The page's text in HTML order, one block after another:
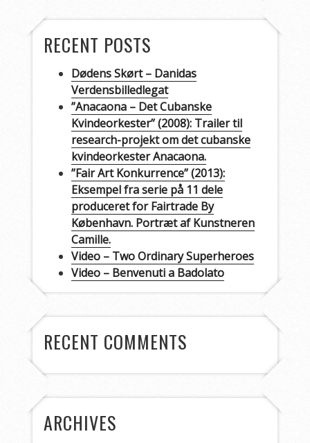
RECENT POSTS
Dødens Skørt – Danidas
Verdensbilledlegat
”Anacaona – Det Cubanske
Kvindeorkester” (2008): Trailer til
research-projekt om det cubanske
kvindeorkester Anacaona.
”Fair Art Konkurrence” (2013):
Eksempel fra serie på 11 dele
produceret for Fairtrade By
København. Portræt af Kunstneren
Camille.
Video – Two Ordinary Superheroes
Video – Benvenuti a Badolato
RECENT COMMENTS
ARCHIVES